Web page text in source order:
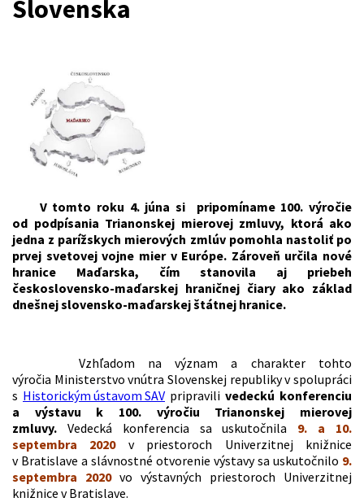
Slovenska
V tomto roku 4. júna si pripomíname 100. výročie
od podpísania Trianonskej mierovej zmluvy, ktorá ako
jedna z parížskych mierových zmlúv pomohla nastoliť po
prvej svetovej vojne mier v Európe. Zároveň určila nové
hranice Maďarska, čím stanovila aj priebeh
československo-maďarskej hraničnej čiary ako základ
dnešnej slovensko-maďarskej štátnej hranice.
Vzhľadom na význam a charakter tohto
výročia Ministerstvo vnútra Slovenskej republiky v spolupráci
s Historickým ústavom SAV pripravili vedeckú konferenciu
a výstavu k 100. výročiu Trianonskej mierovej
zmluvy. Vedecká konferencia sa uskutočnila 9. a 10.
septembra 2020
v priestoroch Univerzitnej knižnice
v Bratislave a slávnostné otvorenie výstavy sa uskutočnilo 9.
septembra 2020 vo výstavných priestoroch Univerzitnej
knižnice v Bratislave.